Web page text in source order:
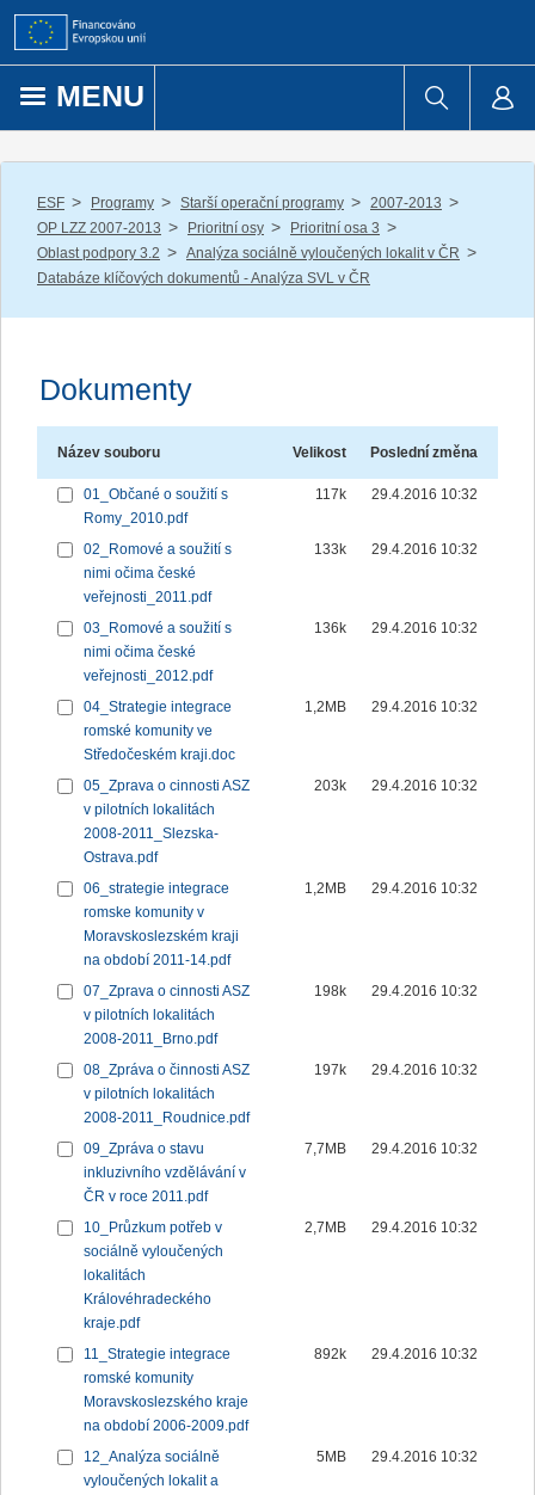
Přejít k obsahu
MENU
ESF / Programy / Starší operační programy / 2007-2013 /
OP LZZ 2007-2013 / Prioritní osy / Prioritní osa 3 /
Oblast podpory 3.2 / Analýza sociálně vyloučených lokalit v ČR /
Databáze klíčových dokumentů - Analýza SVL v ČR
Dokumenty
Název souboru Velikost Poslední změna
01_Občané o soužití s
Romy_2010.pdf
117k 29.4.2016 10:32
02_Romové a soužití s
nimi očima české
veřejnosti_2011.pdf
133k 29.4.2016 10:32
03_Romové a soužití s
nimi očima české
veřejnosti_2012.pdf
136k 29.4.2016 10:32
04_Strategie integrace
romské komunity ve
Středočeském kraji.doc
1,2MB 29.4.2016 10:32
05_Zprava o cinnosti ASZ
v pilotních lokalitách
2008-2011_Slezska-
Ostrava.pdf
203k 29.4.2016 10:32
06_strategie integrace
romske komunity v
Moravskoslezském kraji
na období 2011-14.pdf
1,2MB 29.4.2016 10:32
07_Zprava o cinnosti ASZ
v pilotních lokalitách
2008-2011_Brno.pdf
198k 29.4.2016 10:32
08_Zpráva o činnosti ASZ
v pilotních lokalitách
2008-2011_Roudnice.pdf
197k 29.4.2016 10:32
09_Zpráva o stavu
inkluzivního vzdělávání v
ČR v roce 2011.pdf
7,7MB 29.4.2016 10:32
10_Průzkum potřeb v
sociálně vyloučených
lokalitách
Královéhradeckého
kraje.pdf
2,7MB 29.4.2016 10:32
11_Strategie integrace
romské komunity
Moravskoslezského kraje
na období 2006-2009.pdf
892k 29.4.2016 10:32
12_Analýza sociálně
vyloučených lokalit a
5MB 29.4.2016 10:32